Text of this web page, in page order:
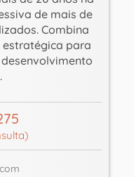
de mais de
Combina
estratégica para